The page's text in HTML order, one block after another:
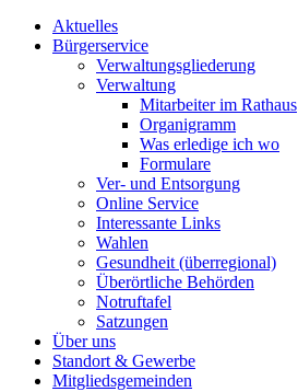
Aktuelles
Bürgerservice
Verwaltungsgliederung
Verwaltung
Mitarbeiter im Rathaus
Organigramm
Was erledige ich wo
Formulare
Ver- und Entsorgung
Online Service
Interessante Links
Wahlen
Gesundheit (überregional)
Überörtliche Behörden
Notruftafel
Satzungen
Über uns
Standort & Gewerbe
Mitgliedsgemeinden